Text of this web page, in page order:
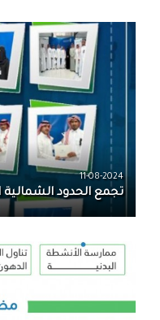
11-08-2024
تجمع الحدود